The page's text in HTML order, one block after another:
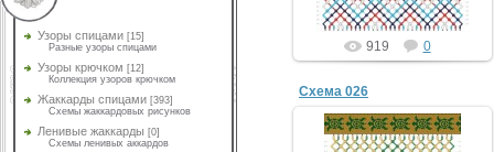
Узоры спицами [15]
Разные узоры спицами
Узоры крючком [12]
Коллекция узоров крючком
Жаккарды спицами [393]
Схемы жаккардовых рисунков
Ленивые жаккарды [0]
Схемы ленивых аккардов
919 0
Схема 026